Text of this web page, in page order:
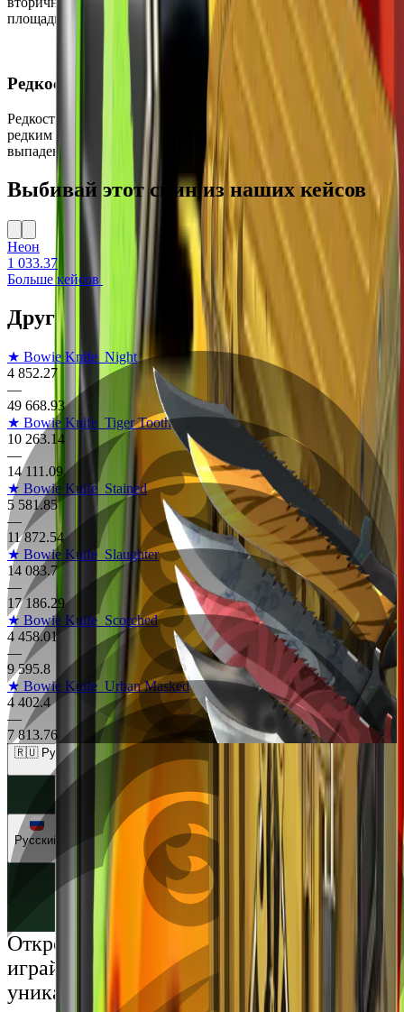
площадки.
Редкость
Редкость этого скина — Тайное, что делает его достаточно
редким и желанным для коллекционеров и игроков. Шанс
выпадения составляет всего 0.64%.
Выбивай этот скин из наших кейсов
Неон
1 033.37
Больше кейсов
Другие скины на Bowie Knife
★ Bowie Knife Night
4 852.27
—
49 668.93
★ Bowie Knife Tiger Tooth
10 263.14
—
14 111.09
★ Bowie Knife Stained
5 581.85
—
11 872.54
★ Bowie Knife Slaughter
14 083.7
—
17 186.29
★ Bowie Knife Scorched
4 458.01
—
9 595.8
★ Bowie Knife Urban Masked
4 402.4
—
7 813.76
🇷🇺 Рубли (RUB)
🇺🇸 Доллары (USD)
🇷🇺 Рубли (RUB)
🇺🇦 Гривны (UAH)
Русский
Русский
Открой мир премиальных развлечений:
играй честно и наслаждайся
уникальными впечатлениями